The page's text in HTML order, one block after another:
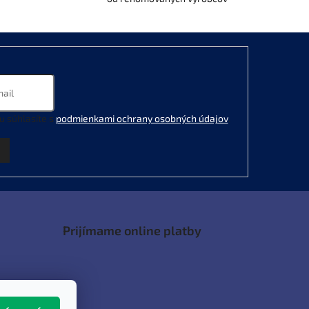
súhlasíte s podmienkami ochrany osobných údajov.
Prijímame online platby